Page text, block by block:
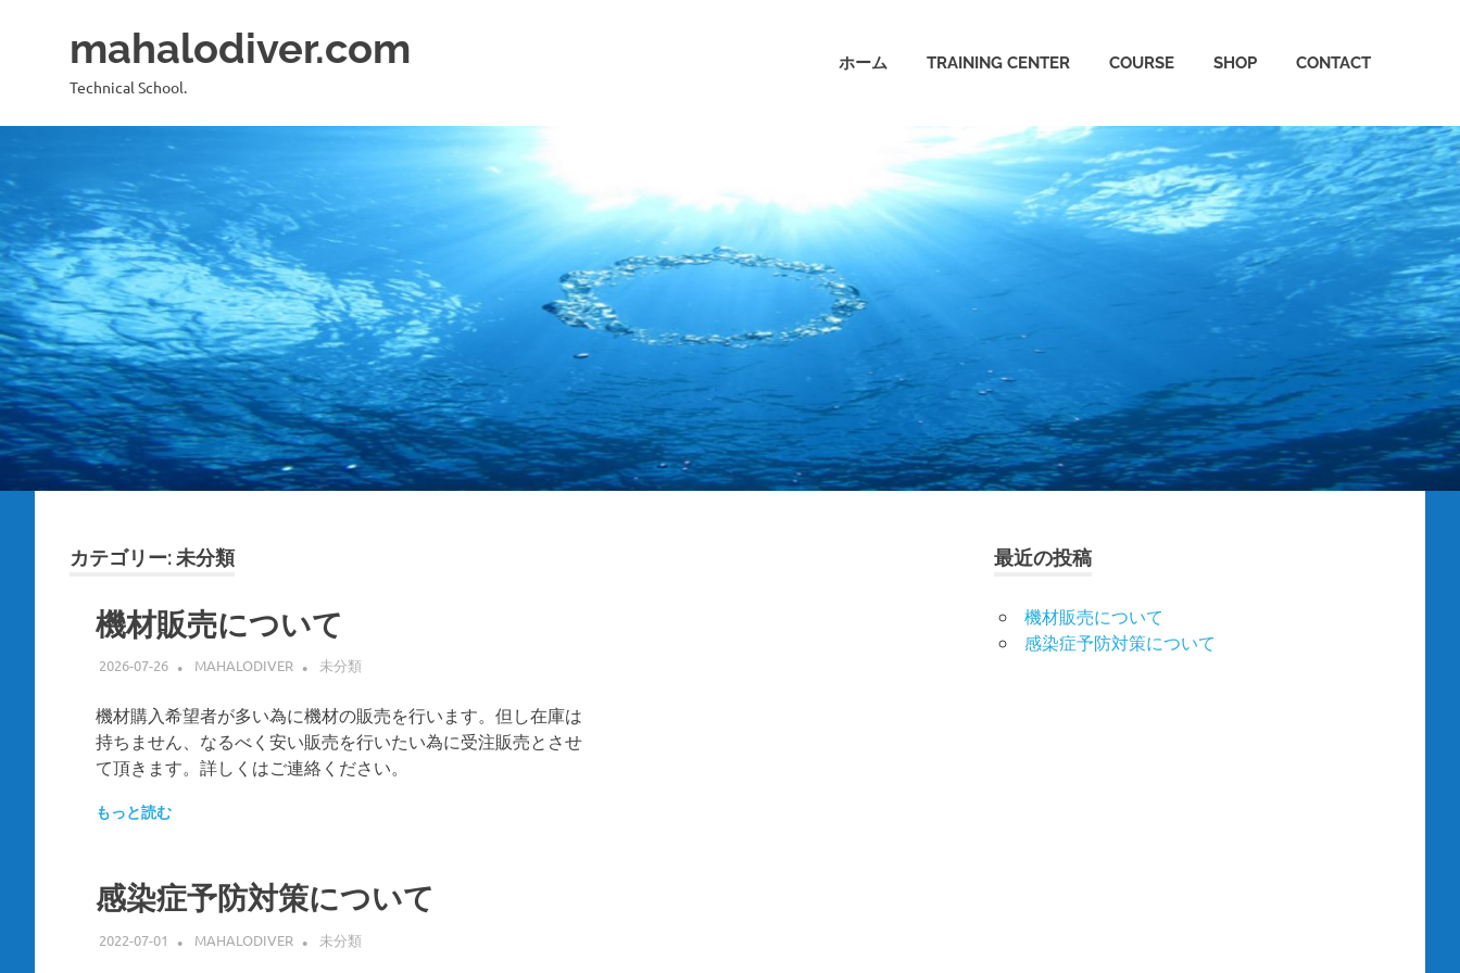
ッ
プ
mahalodiver.com
Technical School.
ホーム TRAINING CENTER COURSE SHOP CONTACT
カテゴリー: 未分類
機材販売について
2026-07-26 MAHALODIVER 未分類
機材購入希望者が多い為に機材の販売を行います。但し在庫は
持ちません、なるべく安い販売を行いたい為に受注販売とさせ
て頂きます。詳しくはご連絡ください。
もっと読む
感染症予防対策について
2022-07-01 MAHALODIVER 未分類
最近の投稿
機材販売について
感染症予防対策について